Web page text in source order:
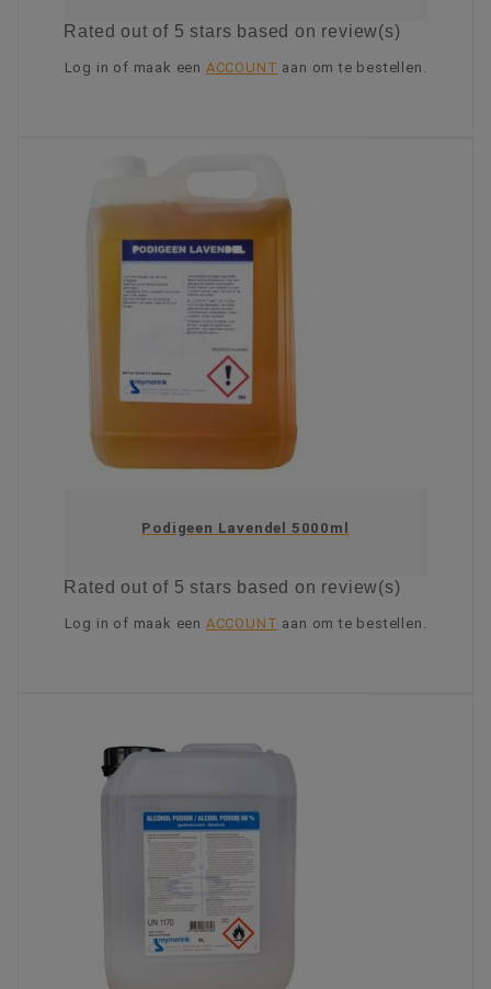
Ratedout of 5 stars based on review(s)
Log in of maak een ACCOUNT aan om te bestellen.
Podigeen Lavendel 5000ml
Ratedout of 5 stars based on review(s)
Log in of maak een ACCOUNT aan om te bestellen.